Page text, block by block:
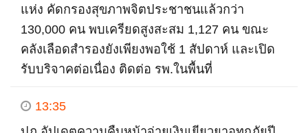
แห่ง คัดกรองสุขภาพจิตประชาชนแล้วกว่า
130,000 คน พบเครียดสูงสะสม 1,127 คน ขณะ
คลังเลือดสำรองยังเพียงพอใช้ 1 สัปดาห์ และเปิด
รับบริจาคต่อเนื่อง ติดต่อ รพ.ในพื้นที่
13:35